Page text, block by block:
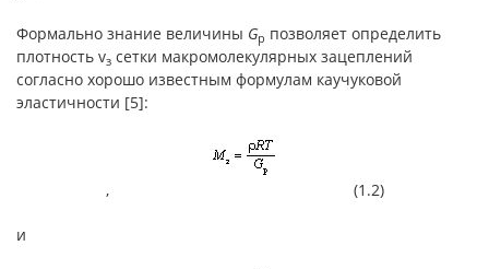
Формально знание величины Gp позволяет определить
плотность vз сетки макромолекулярных зацеплений
согласно хорошо известным формулам каучуковой
эластичности [5]:
, (1.2)
и